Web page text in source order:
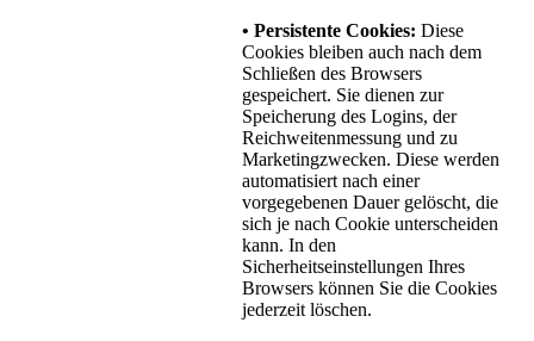
• Persistente Cookies: Diese
Cookies bleiben auch nach dem
Schließen des Browsers
gespeichert. Sie dienen zur
Speicherung des Logins, der
Reichweitenmessung und zu
Marketingzwecken. Diese werden
automatisiert nach einer
vorgegebenen Dauer gelöscht, die
sich je nach Cookie unterscheiden
kann. In den
Sicherheitseinstellungen Ihres
Browsers können Sie die Cookies
jederzeit löschen.